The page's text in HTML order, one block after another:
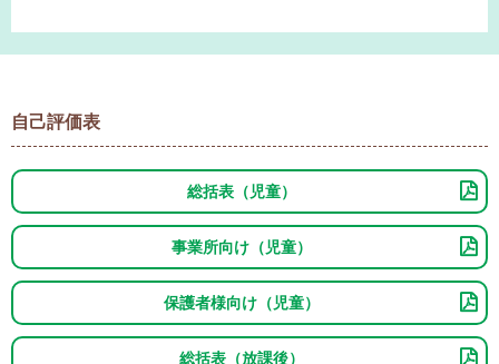
自己評価表
総括表（児童）
事業所向け（児童）
保護者様向け（児童）
総括表（放課後）